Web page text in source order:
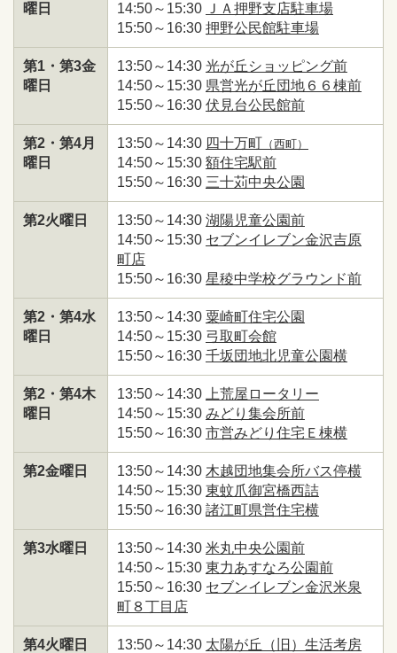
曜日
14:50～15:30
ＪＡ押野支店駐車場
15:50～16:30 押野公民館駐車場
第1・第3金
曜日
13:50～14:30 光が丘ショッピング前
14:50～15:30 県営光が丘団地６６棟前
15:50～16:30 伏見台公民館前
第2・第4月
曜日
13:50～14:30 四十万町 （西町）
14:50～15:30 額住宅駅前
15:50～16:30 三十苅中央公園
第2火曜日 13:50～14:30 湖陽児童公園前
14:50～15:30 セブンイレブン金沢吉原
町店
15:50～16:30 星稜中学校グラウンド前
第2・第4水
曜日
13:50～14:30 粟崎町住宅公園
14:50～15:30 弓取町会館
15:50～16:30 千坂団地北児童公園横
第2・第4木
曜日
13:50～14:30
上荒屋ロータリー
14:50～15:30 みどり集会所前
15:50～16:30 市営みどり住宅Ｅ棟横
第2金曜日 13:50～14:30 木越団地集会所バス停横
14:50～15:30 東蚊爪御宮橋西詰
15:50～16:30 諸江町県営住宅横
第3水曜日 13:50～14:30 米丸中央公園前
14:50～15:30 東力あすなろ公園前
15:50～16:30 セブンイレブン金沢米泉
町８丁目店
第4火曜日 13:50～14:30 太陽が丘（旧）生活考房